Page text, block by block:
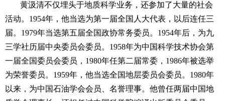
黄汲清不仅埋头于地质科学业务，还参加了大量的社会
活动。1954年，他当选为第一届全国人大代表，以后连任三
届。1979年当选第五届全国政协常务委员。1954年后，为九
三学社历届中央委员会委员。1958年为中国科学技术协会第
一届全国委员会委员，1980年任第二届常委，1986年被选举
为荣誉委员。1959年，他当选全国地层委员会委员。1980年
以来，为中国石油学会会员、名誉理事。他曾任两届中国地